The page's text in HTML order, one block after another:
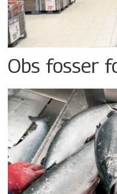
Obs fosser